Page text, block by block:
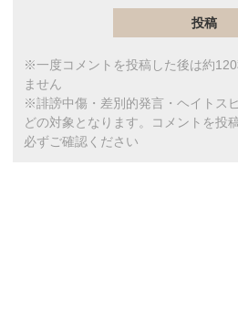
※一度コメントを投稿した後は約
ません
※誹謗中傷・差別的発言・ヘイトス
どの対象となります。コメントを投
必ずご確認ください